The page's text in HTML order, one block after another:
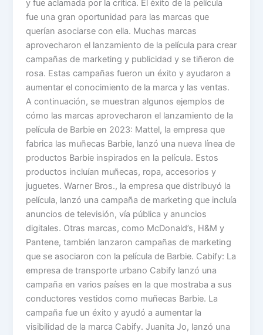
y fue aclamada por la crítica. El éxito de la película
fue una gran oportunidad para las marcas que
querían asociarse con ella. Muchas marcas
aprovecharon el lanzamiento de la película para crear
campañas de marketing y publicidad y se tiñeron de
rosa. Estas campañas fueron un éxito y ayudaron a
aumentar el conocimiento de la marca y las ventas.
A continuación, se muestran algunos ejemplos de
cómo las marcas aprovecharon el lanzamiento de la
película de Barbie en 2023: Mattel, la empresa que
fabrica las muñecas Barbie, lanzó una nueva línea de
productos Barbie inspirados en la película. Estos
productos incluían muñecas, ropa, accesorios y
juguetes. Warner Bros., la empresa que distribuyó la
película, lanzó una campaña de marketing que incluía
anuncios de televisión, vía pública y anuncios
digitales. Otras marcas, como McDonald’s, H&M y
Pantene, también lanzaron campañas de marketing
que se asociaron con la película de Barbie. Cabify: La
empresa de transporte urbano Cabify lanzó una
campaña en varios países en la que mostraba a sus
conductores vestidos como muñecas Barbie. La
campaña fue un éxito y ayudó a aumentar la
visibilidad de la marca Cabify. Juanita Jo, lanzó una